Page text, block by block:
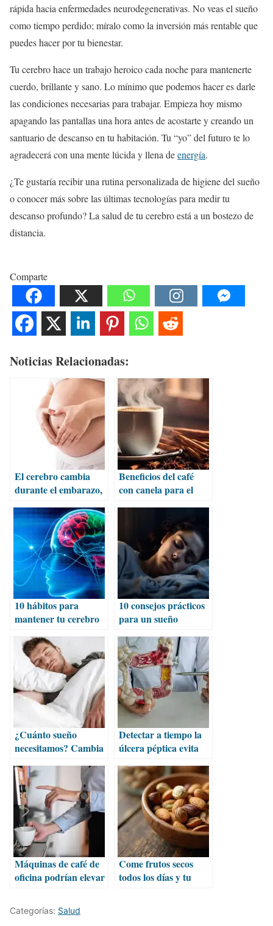
rápida hacia enfermedades neurodegenerativas. No veas el sueño
como tiempo perdido; míralo como la inversión más rentable que
puedes hacer por tu bienestar.
Tu cerebro hace un trabajo heroico cada noche para mantenerte
cuerdo, brillante y sano. Lo mínimo que podemos hacer es darle
las condiciones necesarias para trabajar. Empieza hoy mismo
apagando las pantallas una hora antes de acostarte y creando un
santuario de descanso en tu habitación. Tu “yo” del futuro te lo
agradecerá con una mente lúcida y llena deenergía.
¿Te gustaría recibir una rutina personalizada de higiene del sueño
o conocer más sobre las últimas tecnologías para medir tu
descanso profundo? La salud de tu cerebro está a un bostezo de
distancia.
Comparte
Noticias Relacionadas:
El cerebro cambia
durante el embarazo,
estudio
Beneficios del café
con canela para el
10 hábitos para
mantener tu cerebro
10 consejos prácticos
para un sueño
¿Cuánto sueño
necesitamos? Cambia
género
Detectar a tiempo la
úlcera péptica evita
Máquinas de café de
oficina podrían elevar
estudio
Come frutos secos
todos los días y tu
Categorías: Salud